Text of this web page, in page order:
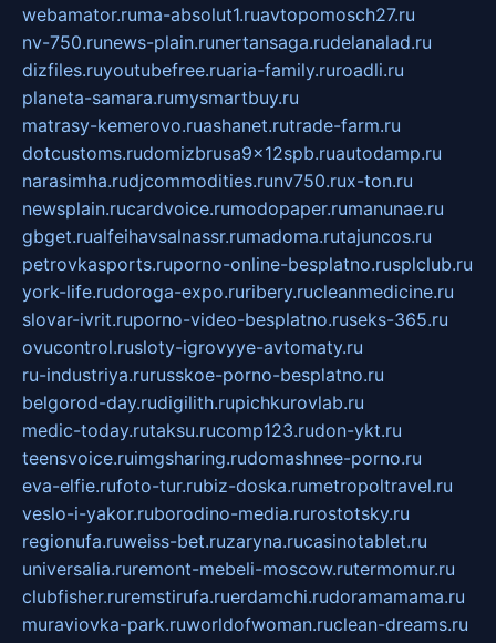
webamator.ruma-absolut1.ruavtopomosch27.ru
nv-750.runews-plain.runertansaga.rudelanalad.ru
dizfiles.ruyoutubefree.ruaria-family.ruroadli.ru
planeta-samara.rumysmartbuy.ru
matrasy-kemerovo.ruashanet.rutrade-farm.ru
dotcustoms.rudomizbrusa9x12spb.ruautodamp.ru
narasimha.rudjcommodities.runv750.rux-ton.ru
newsplain.rucardvoice.rumodopaper.rumanunae.ru
gbget.rualfeihavsalnassr.rumadoma.rutajuncos.ru
petrovkasports.ruporno-online-besplatno.rusplclub.ru
york-life.rudoroga-expo.ruribery.rucleanmedicine.ru
slovar-ivrit.ruporno-video-besplatno.ruseks-365.ru
ovucontrol.rusloty-igrovyye-avtomaty.ru
ru-industriya.rurusskoe-porno-besplatno.ru
belgorod-day.rudigilith.rupichkurovlab.ru
medic-today.rutaksu.rucomp123.rudon-ykt.ru
teensvoice.ruimgsharing.rudomashnee-porno.ru
eva-elfie.rufoto-tur.rubiz-doska.rumetropoltravel.ru
veslo-i-yakor.ruborodino-media.rurostotsky.ru
regionufa.ruweiss-bet.ruzaryna.rucasinotablet.ru
universalia.ruremont-mebeli-moscow.rutermomur.ru
clubfisher.ruremstirufa.ruerdamchi.rudoramamama.ru
muraviovka-park.ruworldofwoman.ruclean-dreams.ru